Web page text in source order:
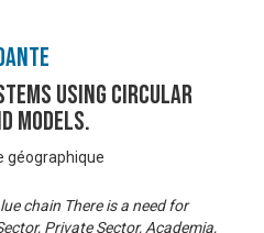
using circular
models.
géographique
chain There is a need for
Private Sector, Academia,